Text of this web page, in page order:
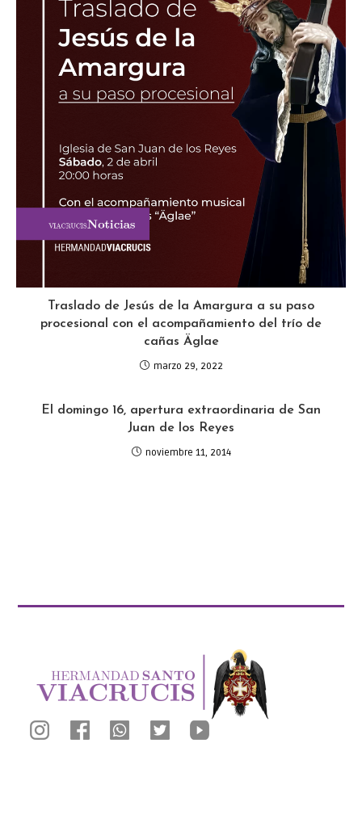
Traslado de Jesús de la Amargura a su paso
procesional con el acompañamiento del trío de
cañas Äglae
marzo 29, 2022
El domingo 16, apertura extraordinaria de San
Juan de los Reyes
noviembre 11, 2014